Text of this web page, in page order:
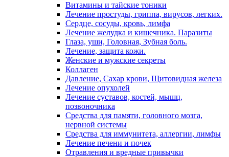
Витамины и тайские тоники
Лечение простуды, гриппа, вирусов, легких.
Сердце, сосуды, кровь, лимфа
Лечение желудка и кишечника. Паразиты
Глаза, уши, Головная, Зубная боль.
Лечение, защита кожи.
Женские и мужские секреты
Коллаген
Давление, Сахар крови, Щитовидная железа
Лечение опухолей
Лечение суставов, костей, мышц,
позвоночника
Средства для памяти, головного мозга,
нервной системы
Средства для иммунитета, аллергии, лимфы
Лечение печени и почек
Отравления и вредные привычки